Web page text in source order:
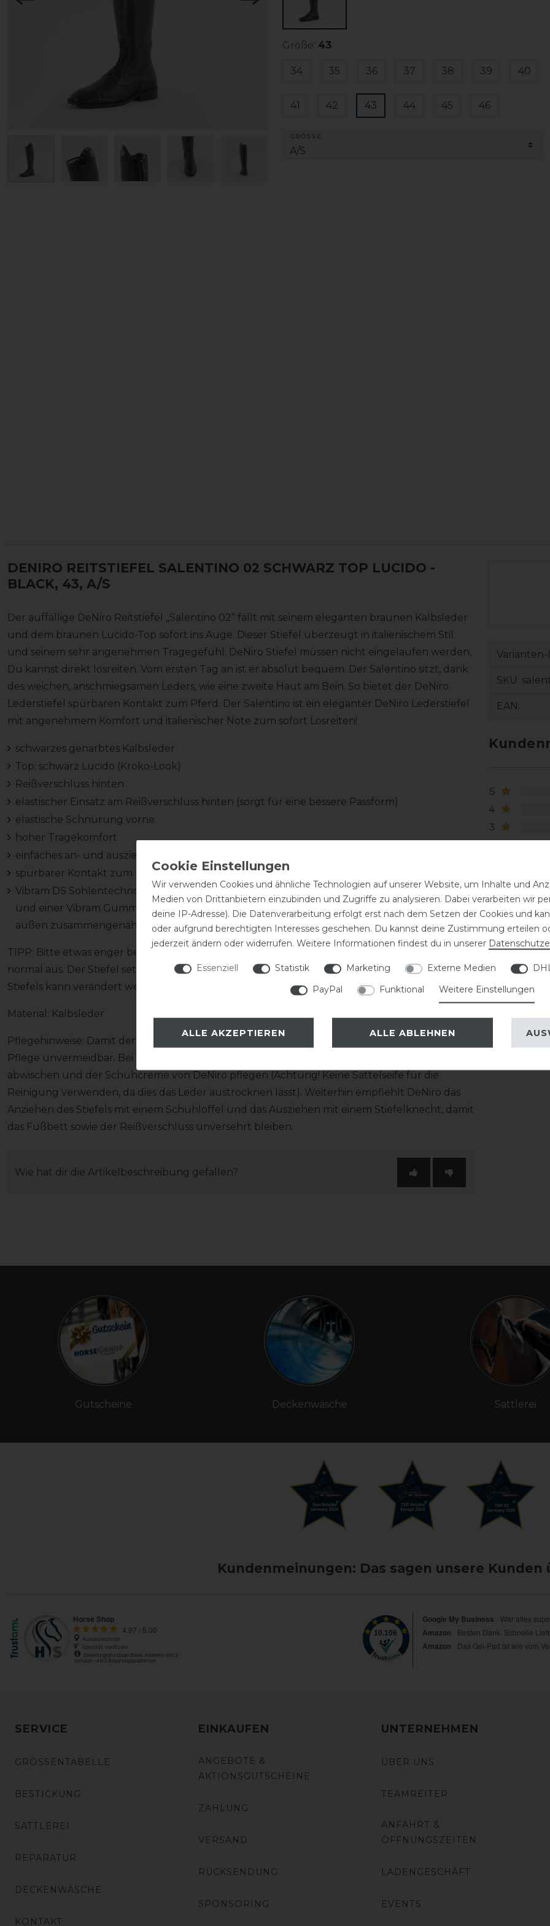
Größe: 43
34 35 36 37 38 39 40
41 42 43 44 45 46
DENIRO REITSTIEFEL SALENTINO 02 SCHWARZ TOP LUCIDO -
BLACK, 43, A/S
Der auffällige DeNiro Reitstiefel „Salentino 02“ fällt mit seinem eleganten braunen Kalbsleder
und dem braunen Lucido-Top sofort ins Auge. Dieser Stiefel überzeugt in italienischem Stil
und seinem sehr angenehmen Tragegefühl. DeNiro Stiefel müssen nicht eingelaufen werden,
Du kannst direkt losreiten. Vom ersten Tag an ist er absolut bequem. Der Salentino sitzt, dank
des weichen, anschmiegsamen Leders, wie eine zweite Haut am Bein. So bietet der DeNiro
Lederstiefel spürbaren Kontakt zum Pferd. Der Salentino ist ein eleganter DeNiro Lederstiefel
mit angenehmem Komfort und italienischer Note zum sofort Losreiten!
schwarzes genarbtes Kalbsleder
Top: schwarz Lucido (Kroko-Look)
Reißverschluss hinten
elastischer Einsatz am Reißverschluss hinten (sorgt für eine bessere Passform)
elastische Schnürung vorne
hoher Tragekomfort
einfaches an- und ausziehen des Stiefels
spürbarer Kontakt zum Pferd
Vibram DS Sohlentechnologie: handgefertigte Sohle bestehend aus zwei Lederschichten
und einer Vibram Gummischicht, die drei Schichten werden mit einer Doppelnaht innen und
außen zusammengenäht
TIPP: Bitte etwas enger bestellen, da der Elastikeinsatz etwas nachgibt! Die Schuhgröße fällt
normal aus. Der Stiefel setzt sich mit der Zeit um ca. 1cm. Das Top wie auch die Farbe des
Stiefels kann verändert werden! Spreche uns einfach darauf an!
Material: Kalbsleder
Pflegehinweise: Damit der Stiefel nicht in Mitleidenschaft gezogen wird, ist eine regelmäßige
Pflege unvermeidbar. Bei Verschmutzung den Stiefel zeitnah mit einem feuchten Tuch
abwischen und der Schuhcreme von DeNiro pflegen (Achtung! Keine Sattelseife für die
Reinigung verwenden, da dies das Leder austrocknen lässt). Weiterhin empfiehlt DeNiro das
Anziehen des Stiefels mit einem Schuhlöffel und das Ausziehen mit einem Stiefelknecht, damit
das Fußbett sowie der Reißverschluss unversehrt bleiben.
Wie hat dir die Artikelbeschreibung gefallen?
Varianten-
SKU:
EAN:
5
4
3
Gutscheine Deckenwäsche Sattlerei
Kundenmeinungen: Das sagen unsere Kunden
SERVICE
GRÖSSENTABELLE
BESTICKUNG
SATTLEREI
REPARATUR
DECKENWÄSCHE
KONTAKT
EINKAUFEN
ANGEBOTE &
AKTIONSGUTSCHEINE
ZAHLUNG
VERSAND
RÜCKSENDUNG
SPONSORING
UNTERNEHMEN
ÜBER UNS
TEAMREITER
ANFAHRT &
ÖFFNUNGSZEITEN
LADENGESCHÄFT
EVENTS
Wir verwenden Cookies und ähnliche Technologien auf unserer Website, um Inhalte und
Medien von Drittanbietern einzubinden und Zugriffe zu analysieren. Dabei verarbeiten wir
deine IP-Adresse). Die Datenverarbeitung erfolgt erst nach dem Setzen der Cookies und
oder aufgrund berechtigten Interesses geschehen. Du kannst deine Zustimmung erteilen
jederzeit ändern oder widerrufen. Weitere Informationen findest du in unserer
Essenziell Statistik Marketing Externe Medien
PayPal
Funktional Weitere Einstellungen
ALLE AKZEPTIEREN ALLE ABLEHNEN